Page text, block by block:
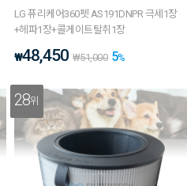
LG 퓨리케어360펫 AS191DNPR 극세1장
+헤파1장+콜게이트탈취1장
₩48,450 ₩51,000 5%
28위